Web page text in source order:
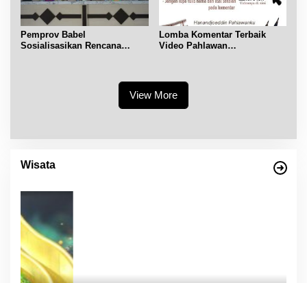
Pemprov Babel
Sosialisasikan Rencana
Lomba Komentar Terbaik
Video Pahlawan
View More
Wisata